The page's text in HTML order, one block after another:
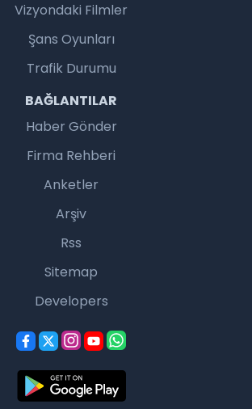
Vizyondaki Filmler
Şans Oyunları
Trafik Durumu
BAĞLANTILAR
Haber Gönder
Firma Rehberi
Anketler
Arşiv
Rss
Sitemap
Developers